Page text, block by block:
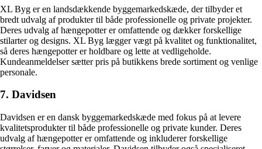
XL Byg er en landsdækkende byggemarkedskæde, der tilbyder et
bredt udvalg af produkter til både professionelle og private projekter.
Deres udvalg af hængepotter er omfattende og dækker forskellige
stilarter og designs. XL Byg lægger vægt på kvalitet og funktionalitet,
så deres hængepotter er holdbare og lette at vedligeholde.
Kundeanmeldelser sætter pris på butikkens brede sortiment og venlige
personale.
7. Davidsen
Davidsen er en dansk byggemarkedskæde med fokus på at levere
kvalitetsprodukter til både professionelle og private kunder. Deres
udvalg af hængepotter er omfattende og inkluderer forskellige